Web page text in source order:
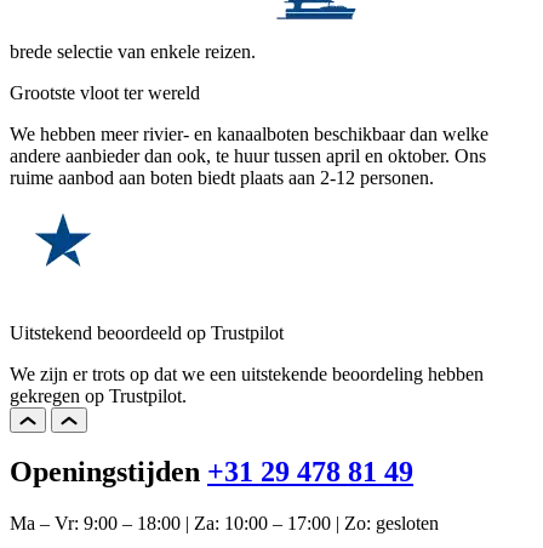
brede selectie van enkele reizen.
Grootste vloot ter wereld
We hebben meer rivier- en kanaalboten beschikbaar dan welke
andere aanbieder dan ook, te huur tussen april en oktober. Ons
ruime aanbod aan boten biedt plaats aan 2-12 personen.
Uitstekend beoordeeld op Trustpilot
We zijn er trots op dat we een uitstekende beoordeling hebben
gekregen op Trustpilot.
Openingstijden +31 29 478 81 49
Ma – Vr: 9:00 – 18:00 | Za: 10:00 – 17:00 | Zo: gesloten